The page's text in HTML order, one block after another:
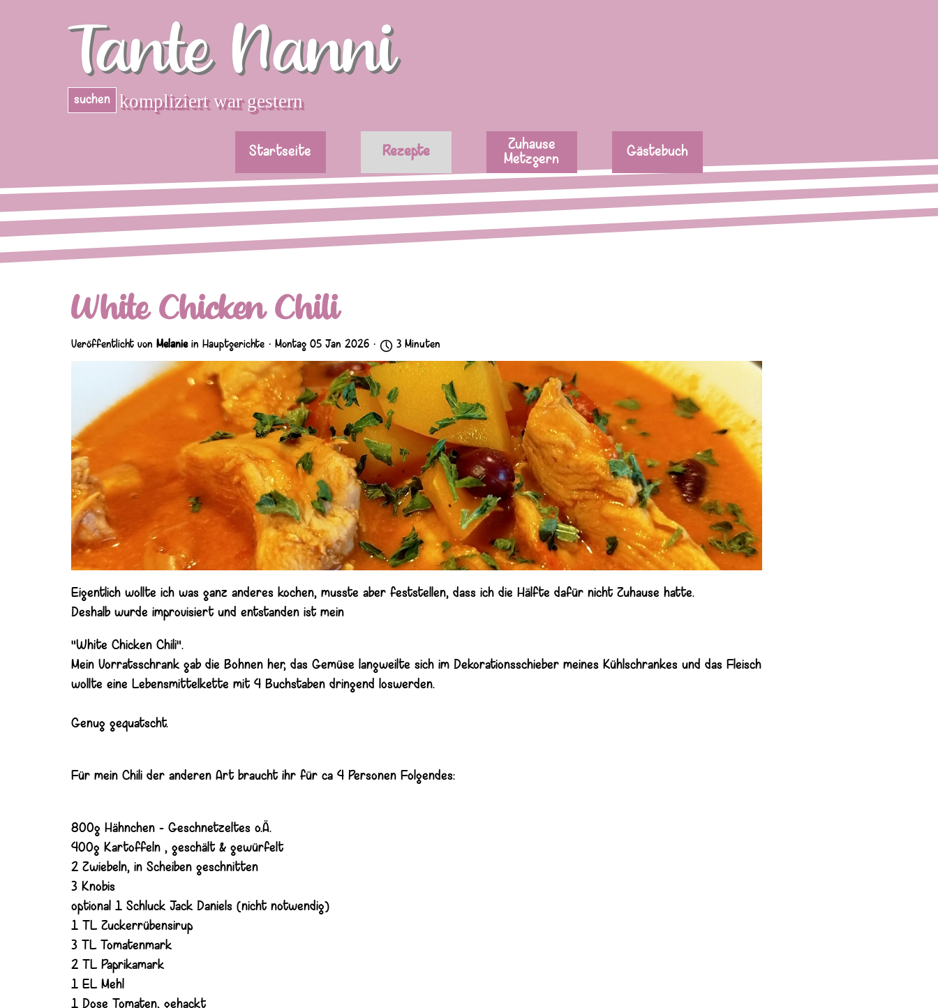
Tante Nanni
suchen kompliziert war gestern
Menü überspringen
Startseite Rezepte
Zuhause
Metzgern
▼Gästebuch
White Chicken Chili
Veröffentlicht von Melaniein Hauptgerichte · Montag 05 Jan 2026 · 3 Minuten
Eigentlich wollte ich was ganz anderes kochen, musste aber feststellen, dass ich die Hälfte dafür nicht Zuhause hatte.
Deshalb wurde improvisiert und entstanden ist mein
"White Chicken Chili".
Mein Vorratsschrank gab die Bohnen her, das Gemüse langweilte sich im Dekorationsschieber meines Kühlschrankes und das Fleisch
wollte eine Lebensmittelkette mit 4 Buchstaben dringend loswerden.
Genug gequatscht.
Für mein Chili der anderen Art braucht ihr für ca 4 Personen Folgendes:
800g Hähnchen - Geschnetzeltes o.Ä.
400g Kartoffeln , geschält & gewürfelt
2 Zwiebeln, in Scheiben geschnitten
3 Knobis
optional 1 Schluck Jack Daniels (nicht notwendig)
1 TL Zuckerrübensirup
3 TL Tomatenmark
2 TL Paprikamark
1 EL Mehl
1 Dose Tomaten, gehackt